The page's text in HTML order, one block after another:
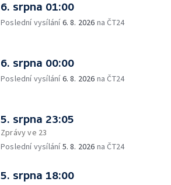
6. srpna 01:00
Poslední vysílání6. 8. 2026 na ČT24
6. srpna 00:00
Poslední vysílání6. 8. 2026 na ČT24
5. srpna 23:05
Zprávy ve 23
Poslední vysílání5. 8. 2026 na ČT24
5. srpna 18:00